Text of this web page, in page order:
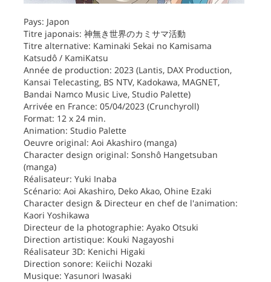
Pays: Japon
Titre japonais: 神無き世界のカミサマ活動
Titre alternative: Kaminaki Sekai no Kamisama
Katsudô / KamiKatsu
Année de production: 2023 (Lantis, DAX Production,
Kansai Telecasting, BS NTV, Kadokawa, MAGNET,
Bandai Namco Music Live, Studio Palette)
Arrivée en France: 05/04/2023 (Crunchyroll)
Format: 12 x 24 min.
Animation: Studio Palette
Oeuvre original: Aoi Akashiro (manga)
Character design original: Sonshô Hangetsuban
(manga)
Réalisateur: Yuki Inaba
Scénario: Aoi Akashiro, Deko Akao, Ohine Ezaki
Character design & Directeur en chef de l'animation:
Kaori Yoshikawa
Directeur de la photographie: Ayako Otsuki
Direction artistique: Kouki Nagayoshi
Réalisateur 3D: Kenichi Higaki
Direction sonore: Keiichi Nozaki
Musique: Yasunori Iwasaki